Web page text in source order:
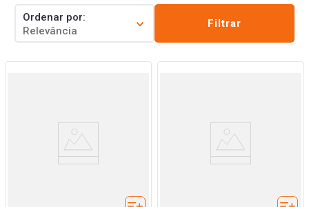
Ordenar por
Relevância
Filtrar